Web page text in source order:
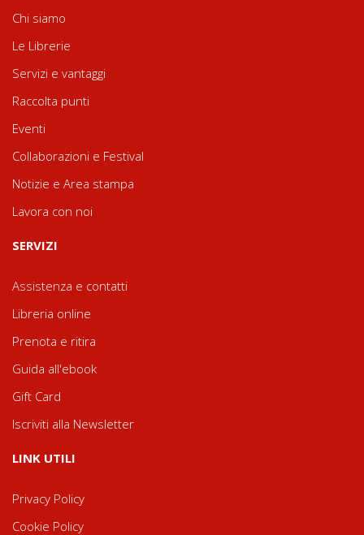
Chi siamo
Le Librerie
Servizi e vantaggi
Raccolta punti
Eventi
Collaborazioni e Festival
Notizie e Area stampa
Lavora con noi
SERVIZI
Assistenza e contatti
Libreria online
Prenota e ritira
Guida all'ebook
Gift Card
Iscriviti alla Newsletter
LINK UTILI
Privacy Policy
Cookie Policy